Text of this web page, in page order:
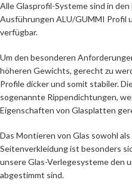
Alle Glasprofil-Systeme sind in
Ausführungen ALU/GUMMI Profil
verfügbar.
Um den besonderen
höheren Gewichts, gerecht zu
Profile dicker und somit stabiler.
sogenannte Rippendichtungen,
Eigenschaften von Glasplatten
Das Montieren von Glas sowohl
Seitenverkleidung ist besonders
unsere Glas-Verlegesysteme den
abgestimmt sind.